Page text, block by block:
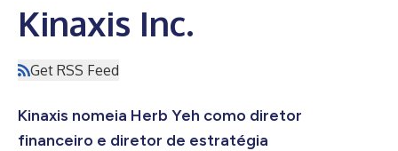
Kinaxis Inc.
Get RSS Feed
Kinaxis nomeia Herb Yeh como diretor
financeiro e diretor de estratégia